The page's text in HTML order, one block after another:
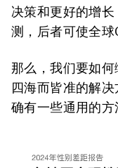
决策和更好的增
测，后者可使全球
那么，我们要如
四海而皆准的解
确有一些通用的方